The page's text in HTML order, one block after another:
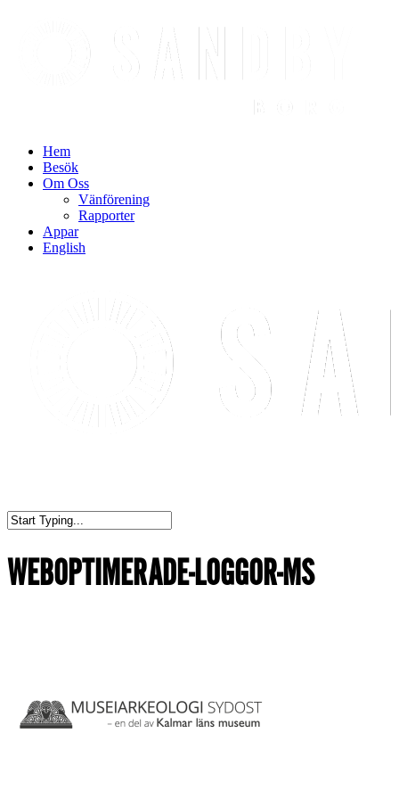
Hem
Besök
Om Oss
Vänförening
Rapporter
Appar
English
WEBOPTIMERADE-LOGGOR-MS